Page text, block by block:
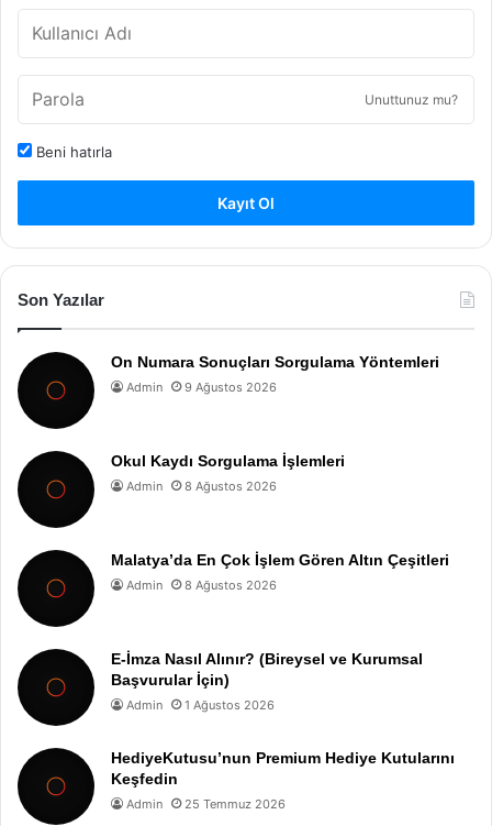
Unuttunuz mu?
Beni hatırla
Kayıt Ol
Son Yazılar
On Numara Sonuçları Sorgulama Yöntemleri
Admin 9 Ağustos 2026
Okul Kaydı Sorgulama İşlemleri
Admin 8 Ağustos 2026
Malatya’da En Çok İşlem Gören Altın Çeşitleri
Admin 8 Ağustos 2026
E-İmza Nasıl Alınır? (Bireysel ve Kurumsal
Başvurular İçin)
Admin 1 Ağustos 2026
HediyeKutusu’nun Premium Hediye Kutularını
Keşfedin
Admin 25 Temmuz 2026